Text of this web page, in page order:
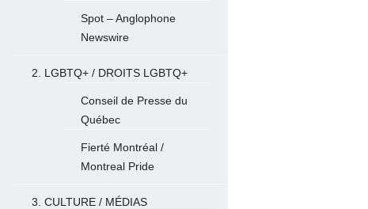
Spot – Anglophone
Newswire
2. LGBTQ+ / DROITS LGBTQ+
Conseil de Presse du
Québec
Fierté Montréal /
Montreal Pride
3. CULTURE / MÉDIAS